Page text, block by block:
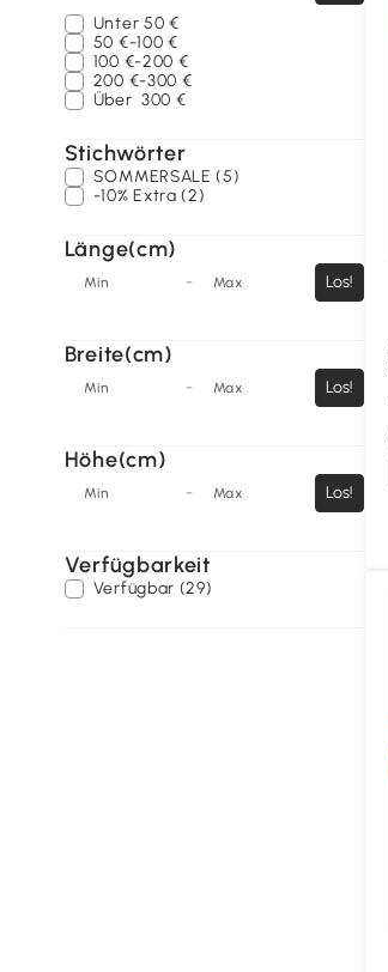
Unter 50 €
50 €-100 €
100 €-200 €
200 €-300 €
Über 300 €
Stichwörter
SOMMERSALE (5)
-10% Extra (2)
Länge(cm)
Min - Max Los!
Breite(cm)
Min - Max Los!
Höhe(cm)
Min - Max Los!
Verfügbarkeit
Verfügbar (29)